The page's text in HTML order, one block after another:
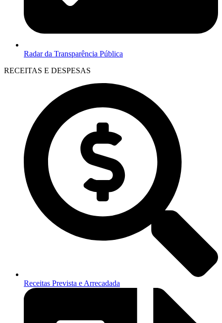
Radar da Transparência Pública
RECEITAS E DESPESAS
Receitas Prevista e Arrecadada